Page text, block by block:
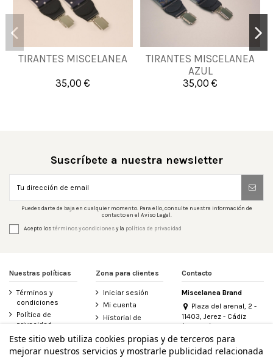
TIRANTES MISCELANEA
35,00 €
UNICA
Añadir al carrito
TIRANTES MISCELANEA
AZUL
35,00 €
UNICA
Añadir al carrito
Suscríbete a nuestra newsletter
Puedes darte de baja en cualquier momento. Para ello, consulte nuestra información de
contacto en el Aviso Legal.
Acepto lostérminos y condicionesy la política de privacidad
Nuestras políticas
Términos y
condiciones
Política de
privacidad
Aviso legal
Política de
Zona para clientes
Iniciar sesión
Mi cuenta
Historial de
Contacte con
nosotros
Contacto
Miscelanea Brand
Plaza del arenal, 2 -
11403, Jerez - Cádiz
(España)
956 155 340
Este sitio web utiliza cookies propias y de terceros para
mejorar nuestros servicios y mostrarle publicidad relacionada